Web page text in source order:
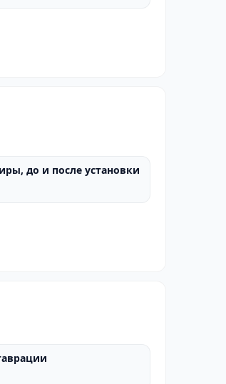
ПОСЛЕ
до и после установки